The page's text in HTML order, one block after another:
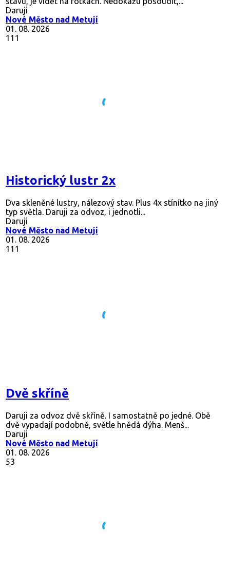
Daruji
Nové Město nad Metují
01. 08. 2026
111
Historický lustr 2x
Dva skleněné lustry, nálezový stav. Plus 4x stínítko na jiný
typ světla. Daruji za odvoz, i jednotli...
Daruji
Nové Město nad Metují
01. 08. 2026
111
Dvě skříně
Daruji za odvoz dvě skříně. I samostatně po jedné. Obě
dvě vypadají podobně, světle hnědá dýha. Menš...
Daruji
Nové Město nad Metují
01. 08. 2026
53